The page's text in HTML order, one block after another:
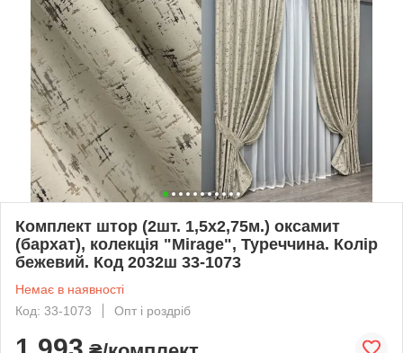
Комплект штор (2шт. 1,5х2,75м.) оксамит
(бархат), колекція "Mirage", Туреччина. Колір
бежевий. Код 2032ш 33-1073
Немає в наявності
Код: 33-1073
Опт і роздріб